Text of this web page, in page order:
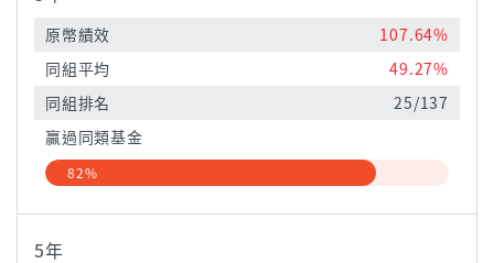
原幣績效
107.64%
同組平均
49.27%
同組排名
25/137
贏過同類基金
82%
5年